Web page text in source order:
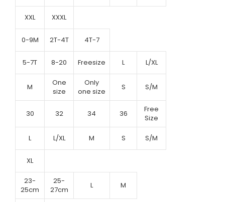
XXL XXXL
0-9M 2T-4T 4T-7
5-7T 8-20 Freesize L L/XL
M
One
size
Only
one size
S S/M
30 32 34 36
Free
Size
L L/XL M S S/M
XL
23-
25cm
25-
27cm
L M